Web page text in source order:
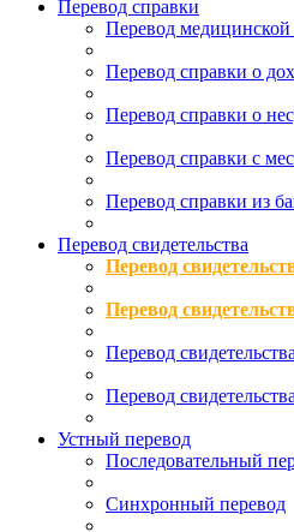
Перевод справки
Перевод медицинской
Перевод справки о
Перевод справки о
Перевод справки с
Перевод справки из
Перевод свидетельства
Перевод
Перевод
Перевод
Перевод
Устный перевод
Последовательный
Синхронный перевод